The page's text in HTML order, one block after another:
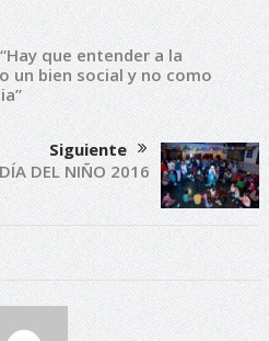
que entender a la
un bien social y no como
Siguiente
DEL NIÑO 2016